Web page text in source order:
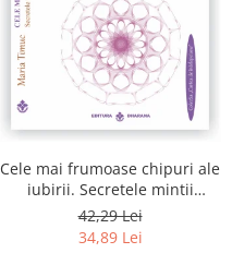
Cele mai frumoase chipuri ale
iubirii. Secretele mintii
omenesti in opera marelui
initiat, Rumi
42,29 Lei
34,89 Lei